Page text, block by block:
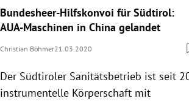
Bundesheer-Hilfskonvoi für Südtirol:
AUA-Maschinen in China gelandet
Christian Böhmer21.03.2020
Der Südtiroler Sanitätsbetrieb ist seit
instrumentelle Körperschaft mit